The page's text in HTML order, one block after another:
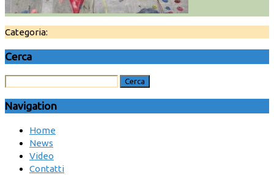
Categoria:
Cerca
Navigation
Home
News
Video
Contatti